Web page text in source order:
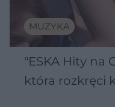
MUZYKA
"ESKA Hity na
która rozkręci